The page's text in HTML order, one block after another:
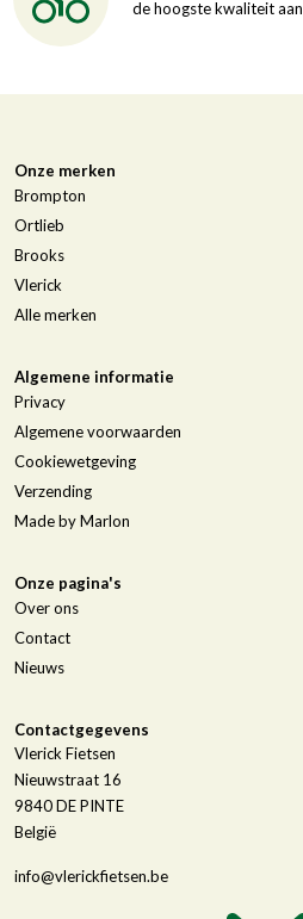
de hoogste kwaliteit aan
Onze merken
Brompton
Ortlieb
Brooks
Vlerick
Alle merken
Algemene informatie
Privacy
Algemene voorwaarden
Cookiewetgeving
Verzending
Made by Marlon
Onze pagina's
Over ons
Contact
Nieuws
Contactgegevens
Vlerick Fietsen
Nieuwstraat 16
9840DE PINTE
België
info@vlerickfietsen.be